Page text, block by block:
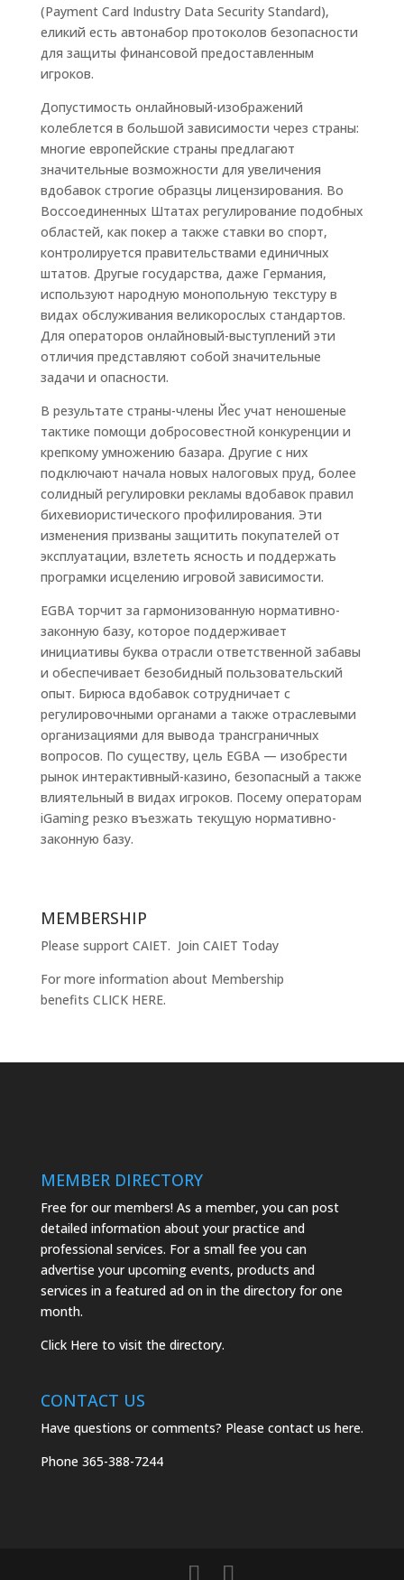
(Payment Card Industry Data Security Standard),
еликий есть автонабор протоколов безопасности
для защиты финансовой предоставленным
игроков.
Допустимость онлайновый-изображений
колеблется в большой зависимости через страны:
многие европейские страны предлагают
значительные возможности для увеличения
вдобавок строгие образцы лицензирования. Во
Воссоединенных Штатах регулирование подобных
областей, как покер а также ставки во спорт,
контролируется правительствами единичных
штатов. Другые государства, даже Германия,
используют народную монопольную текстуру в
видах обслуживания великорослых стандартов.
Для операторов онлайновый-выступлений эти
отличия представляют собой значительные
задачи и опасности.
В результате страны-члены Йес учат неношеные
тактике помощи добросовестной конкуренции и
крепкому умножению базара. Другие с них
подключают начала новых налоговых пруд, более
солидный регулировки рекламы вдобавок правил
бихевиористического профилирования. Эти
изменения призваны защитить покупателей от
эксплуатации, взлететь ясность и поддержать
програмки исцелению игровой зависимости.
EGBA торчит за гармонизованную нормативно-
законную базу, которое поддерживает
инициативы буква отрасли ответственной забавы
и обеспечивает безобидный пользовательский
опыт. Бирюса вдобавок сотрудничает с
регулировочными органами а также отраслевыми
организациями для вывода трансграничных
вопросов. По существу, цель EGBA — изобрести
рынок интерактивный-казино, безопасный а также
влиятельный в видах игроков. Посему операторам
iGaming резко въезжать текущую нормативно-
законную базу.
MEMBERSHIP
Please support CAIET. Join CAIET Today
For more information about Membership
benefits CLICK HERE.
MEMBER DIRECTORY
Free for our members! As a member, you can post
detailed information about your practice and
professional services. For a small fee you can
advertise your upcoming events, products and
services in a featured ad on in the directory for one
month.
Click Here to visit the directory.
CONTACT US
Have questions or comments? Please contact us here.
Phone 365-388-7244